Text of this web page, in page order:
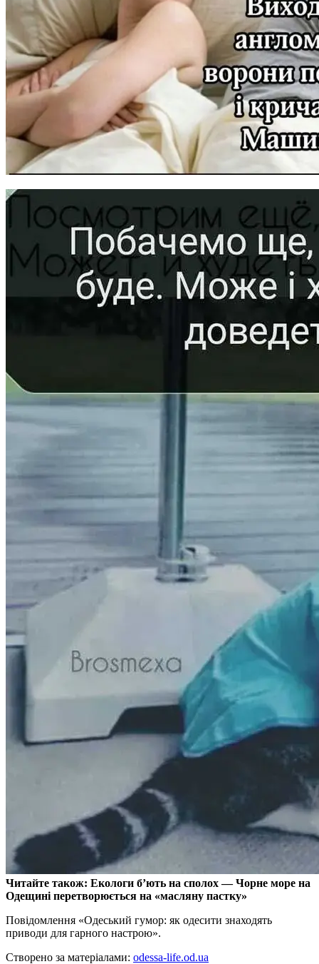
Читайте також: Екологи б’ють на сполох — Чорне море на
Одещині перетворюється на «масляну пастку»
Повідомлення «Одеський гумор: як одесити знаходять
приводи для гарного настрою».
Створено за матеріалами: odessa-life.od.ua